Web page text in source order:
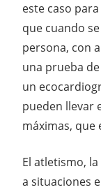
este caso
que cuando
persona, con
una prueba
un
pueden llevar
máximas, que
El atletismo,
a situaciones